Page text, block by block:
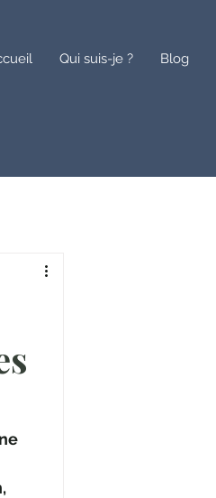
Qui suis-je ? Blog